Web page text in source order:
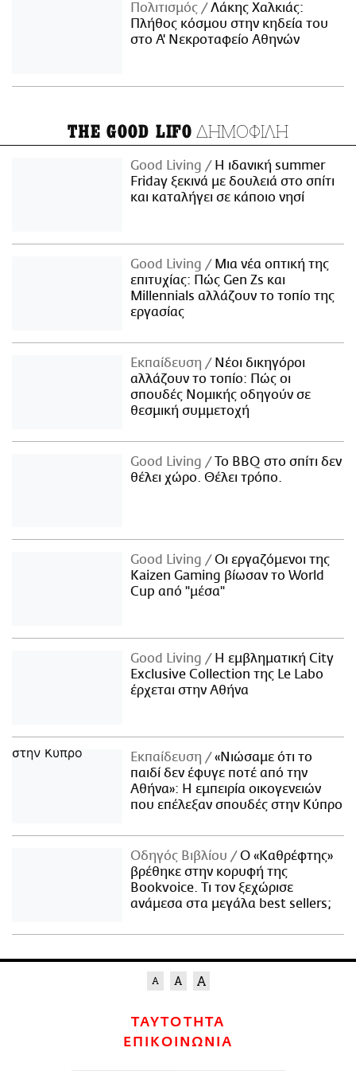
Πολιτισμός
Λάκης Χαλκιάς:
Πλήθος κόσμου στην κηδεία του
στο Α' Νεκροταφείο Αθηνών
THE GOOD LIFO ΔΗΜΟΦΙΛΗ
Good Living
Η ιδανική summer
Friday ξεκινά με δουλειά στο σπίτι
και καταλήγει σε κάποιο νησί
Good Living
Μια νέα οπτική της
επιτυχίας: Πώς Gen Zs και
Millennials αλλάζουν το τοπίο της
εργασίας
Εκπαίδευση
Νέοι δικηγόροι
αλλάζουν το τοπίο: Πώς οι
σπουδές Νομικής οδηγούν σε
θεσμική συμμετοχή
Good Living
Το BBQ στο σπίτι δεν
θέλει χώρο. Θέλει τρόπο.
Good Living
Οι εργαζόμενοι της
Kaizen Gaming βίωσαν το World
Cup από "μέσα"
Good Living
Η εμβληματική City
Exclusive Collection της Le Labo
έρχεται στην Αθήνα
Εκπαίδευση
«Νιώσαμε ότι το
παιδί δεν έφυγε ποτέ από την
Αθήνα»: Η εμπειρία οικογενειών
που επέλεξαν σπουδές στην Κύπρο
Οδηγός Βιβλίου
Ο «Καθρέφτης»
βρέθηκε στην κορυφή της
Bookvoice. Τι τον ξεχώρισε
ανάμεσα στα μεγάλα best sellers;
ΤΑΥΤΟΤΗΤΑ
ΕΠΙΚΟΙΝΩΝΙΑ